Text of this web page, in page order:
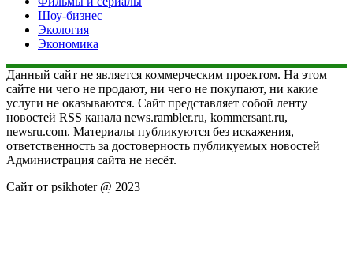
Шоу-бизнес
Экология
Экономика
Данный сайт не является коммерческим проектом. На этом
сайте ни чего не продают, ни чего не покупают, ни какие
услуги не оказываются. Сайт представляет собой ленту
новостей RSS канала news.rambler.ru, kommersant.ru,
newsru.com. Материалы публикуются без искажения,
ответственность за достоверность публикуемых новостей
Администрация сайта не несёт.
Сайт от psikhoter @ 2023